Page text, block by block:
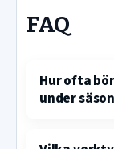
FAQ
Hur ofta
under